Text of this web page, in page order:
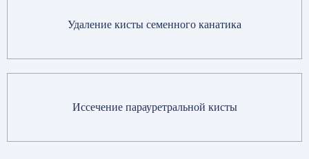
Удаление кисты семенного канатика
Иссечение парауретральной кисты